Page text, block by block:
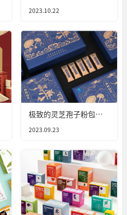
2023.10.22
极致的灵芝孢子粉包装
2023.09.23